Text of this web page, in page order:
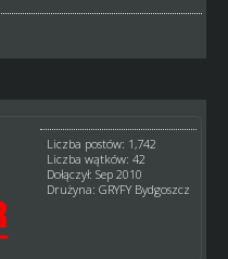
Liczba postów: 1,742
Liczba wątków: 42
Dołączył: Sep 2010
Drużyna: GRYFY Bydgoszcz